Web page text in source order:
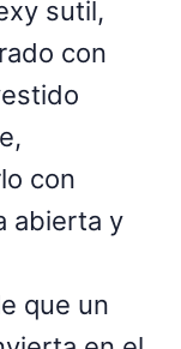
sutil,
con
con
abierta y
que un